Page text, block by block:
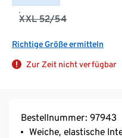
XXL 52/54
Richtige Größe ermitteln
Zur Zeit nicht verfügbar
Bestellnummer: 97943
Weiche, elastische